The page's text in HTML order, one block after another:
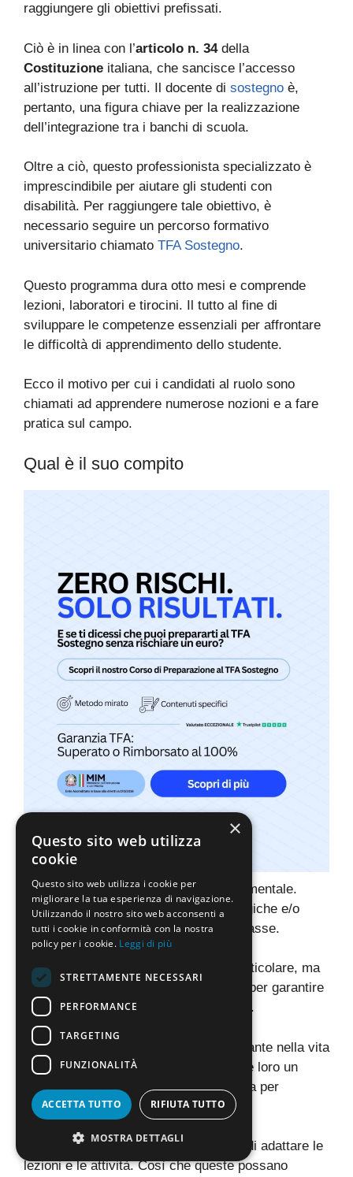
raggiungere gli obiettivi prefissati.
Ciò è in linea con l’articolo n. 34 della
Costituzione italiana, che sancisce l’accesso
all’istruzione per tutti. Il docente di sostegno è,
pertanto, una figura chiave per la realizzazione
dell’integrazione tra i banchi di scuola.
Oltre a ciò, questo professionista specializzato è
imprescindibile per aiutare gli studenti con
disabilità. Per raggiungere tale obiettivo, è
necessario seguire un percorso formativo
universitario chiamato TFA Sostegno.
Questo programma dura otto mesi e comprende
lezioni, laboratori e tirocini. Il tutto al fine di
sviluppare le competenze essenziali per affrontare
le difficoltà di apprendimento dello studente.
Ecco il motivo per cui i candidati al ruolo sono
chiamati ad apprendere numerose nozioni e a fare
pratica sul campo.
Qual è il suo compito
Il ruolo deldocente inclusivo
è fondamentale.
Aiuta gli studenti con difficoltà psicologiche e/o
fisiche a integrarsi con il resto della classe.
Non è assegnato a uno studente in particolare, ma
affianca la classe e gli altri insegnanti per garantire
un ambiente di apprendimento ottimale.
Il docente inclusivo ha un ruolo importante nella vita
degli studenti. Questo perché elargisce loro un
sostegno individualizzatoe una guida per
raggiungere i loro obiettivi educativi.
Tale insegnante deve essere in grado di adattare le
lezioni e le attività. Così che queste possano
×
Questo sito web utilizza
cookie
Questo sito web utilizza i cookie per
migliorare la tua esperienza di navigazione.
Utilizzando il nostro sito web acconsenti a
tutti i cookie in conformità con la nostra
policy per i cookie. Leggi di più
STRETTAMENTE NECESSARI
PERFORMANCE
TARGETING
FUNZIONALITÀ
ACCETTA TUTTO RIFIUTA TUTTO
MOSTRA DETTAGLI